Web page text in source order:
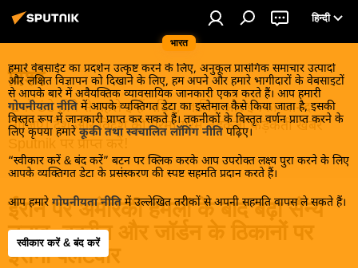
भारत
हिन्दी
हमारे वेबसाईट का प्रदर्शन उत्कृष्ट करने के लिए, अनुकूल प्रासंगिक समाचार उत्पादों
और लक्षित विज्ञापन को दिखाने के लिए, हम अपने और हमारे भागीदारों के वेबसाइटों
से आपके बारे में अवैयक्तिक व्यावसायिक जानकारी एकत्र करते हैं। आप हमारी
गोपनीयता नीति में आपके व्यक्तिगत डेटा का इस्तेमाल कैसे किया जाता है, इसकी
विस्तृत रूप में जानकारी प्राप्त कर सकते हैं। तकनीकों के विस्तृत वर्णन प्राप्त करने के
लिए कृपया हमारे कूकी तथा स्वचालित लॉगिंग नीति पढ़िए।
“स्वीकार करें & बंद करें” बटन पर क्लिक करके आप उपरोक्त लक्ष्य पुरा करने के लिए
आपके व्यक्तिगत डेटा के प्रसंस्करण की स्पष्ट सहमति प्रदान करते हैं।
आप हमारे गोपनीयता नीति में उल्लेखित तरीकों से अपनी सहमति वापस ले सकते हैं।
स्वीकार करें & बंद करें
विश्व
खबरें ठंडे होने से पहले इन्हें पढ़िए, जानिए और इनका आनंद
लीजिए। देश और विदेश की गरमा गरम तड़कती फड़कती खबरें
Sputnik पर प्राप्त करें!
ईरान पर अमेरिकी हमलों के बाद बढ़ा सैन्य
तनाव, बहरीन और जॉर्डन के ठिकानों पर
ईरानी पलटवार